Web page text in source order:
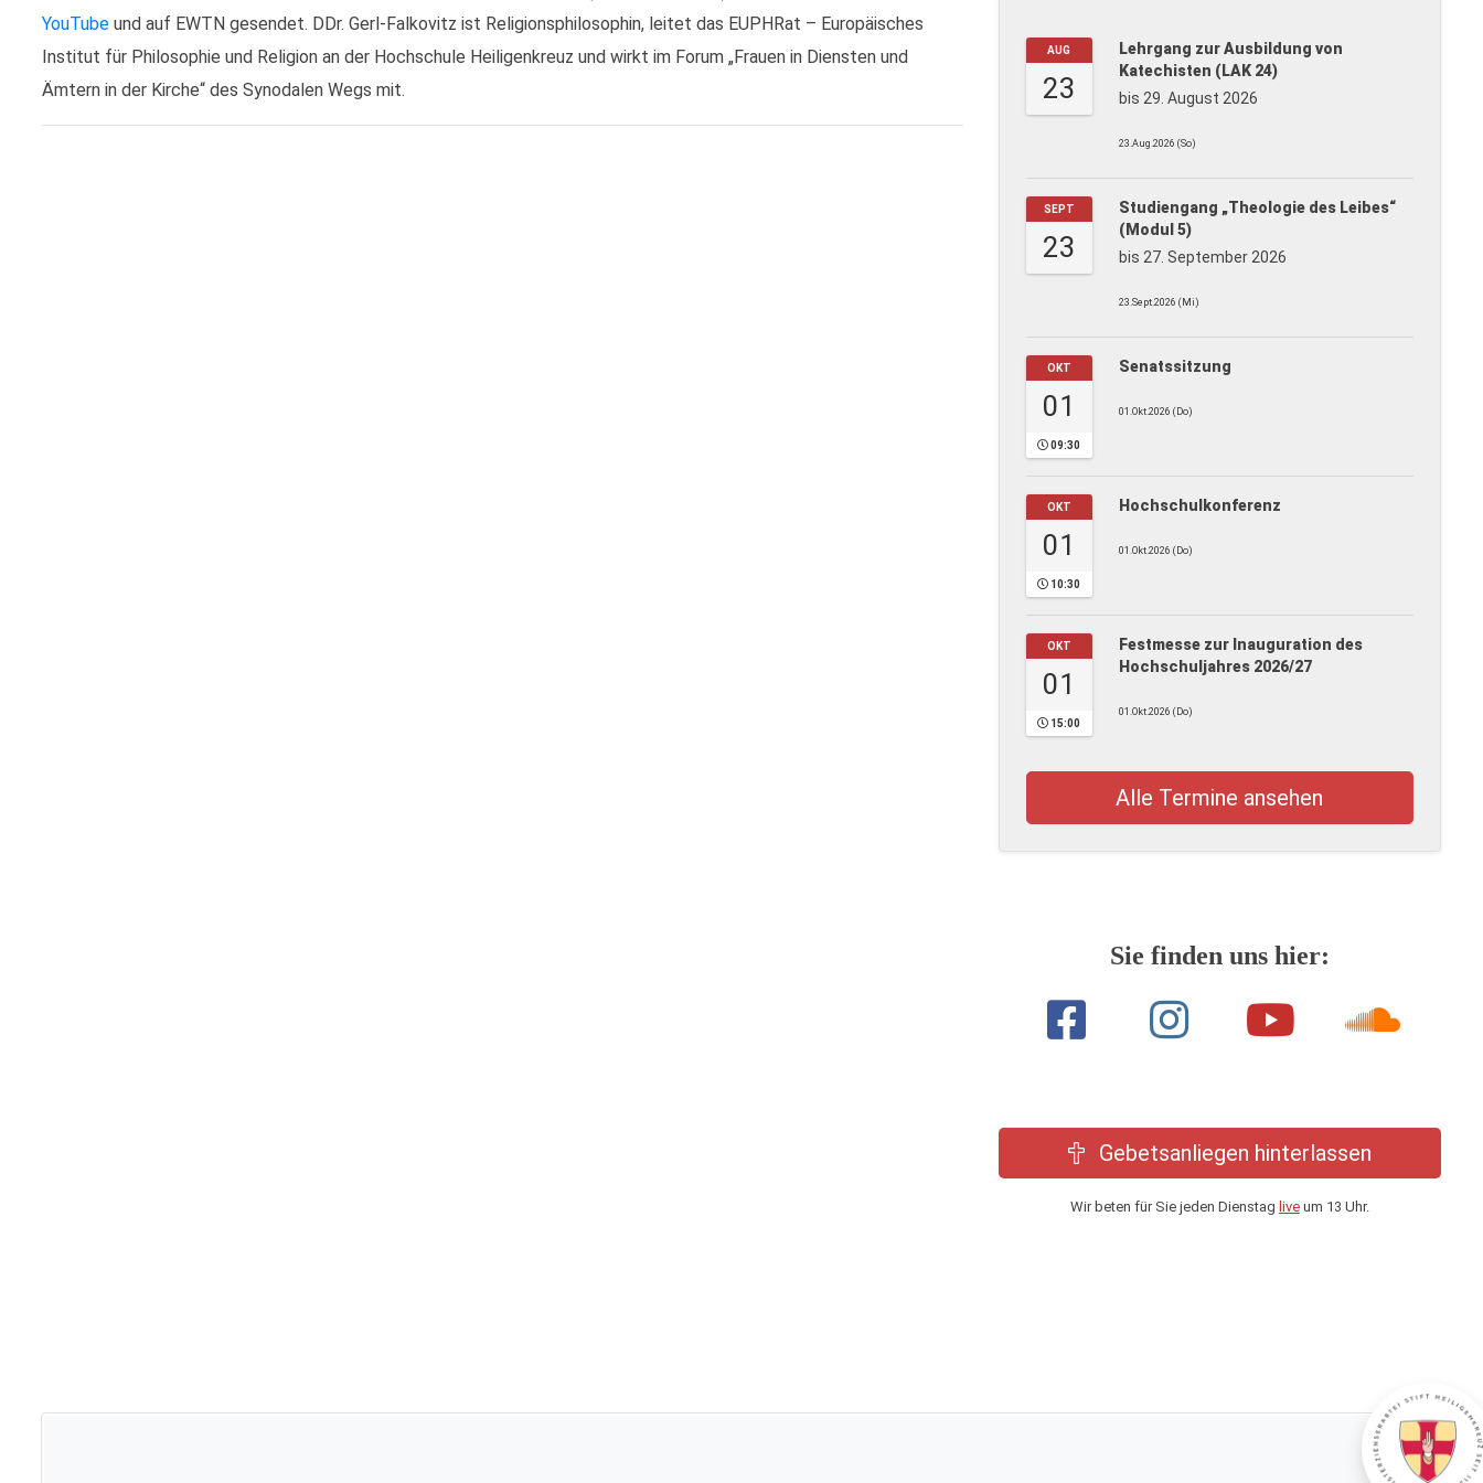
YouTube und auf EWTN gesendet. DDr. Gerl-Falkovitz ist Religionsphilosophin, leitet das EUPHRat – Europäisches
Institut für Philosophie und Religion an der Hochschule Heiligenkreuz und wirkt im Forum „Frauen in Diensten und
Ämtern in der Kirche“ des Synodalen Wegs mit.
AUG
23
Lehrgang zur Ausbildung von
Katechisten (LAK 24)
bis 29. August 2026
23.Aug.2026 (So)
SEPT
23
Studiengang „Theologie des Leibes“
(Modul 5)
bis 27. September 2026
23.Sept.2026 (Mi)
OKT
01
09:30
Senatssitzung
01.Okt.2026 (Do)
OKT
01
10:30
Hochschulkonferenz
01.Okt.2026 (Do)
OKT
01
15:00
Festmesse zur Inauguration des
Hochschuljahres 2026/27
01.Okt.2026 (Do)
Alle Termine ansehen
Sie finden uns hier:
Gebetsanliegen hinterlassen
Wir beten für Sie jeden Dienstag liveum 13 Uhr.